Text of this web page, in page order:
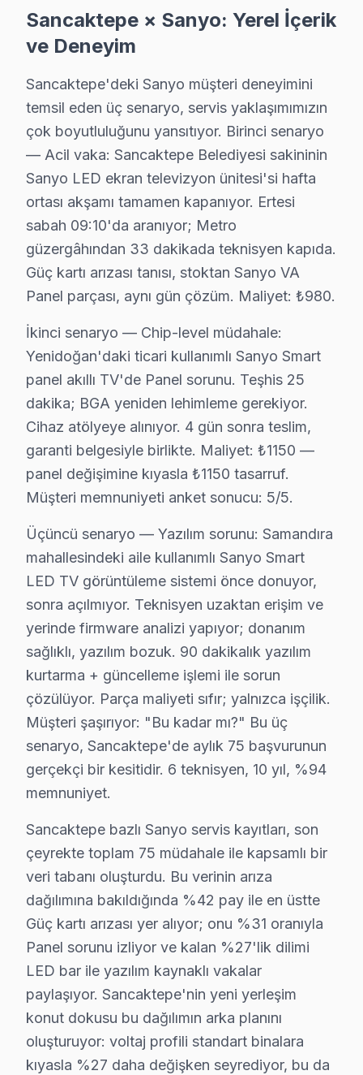
Sanyo TV Arızasında Atılacak İlk Adımlar
Sanyo cihaz’lerde yaşanan arızaların çözümünde
Anakart Arızası (Kapanma Problemi): Sanyo’nun
3. Güç Kartı Arızası (Açılmama Sorunu) : Çeşitli
4. Backlight Sorunu (Ekranda Karanlık Alanlar)
5.Yazılım Sorunu (Donma ve Hız Problemleri)
Sanyo televizyonunuz'lerde görülen bu sorunlar,
Sancaktepe'de Sanyo Servis Seçerken Dikkat
Abdurrahman Gazi'de Sanyo TV Servisi
Akpınar'da Sanyo TV Servisi
Akpınar Mahallesi'nde Sanyo cihaz sahipleri,
Atatürk'de Sanyo TV Servisi
Atatürk Mahallesi'nde Sanyo ekran’ler genellikle
Emek'de Sanyo TV Servisi
Eyüp Sultan'da Sanyo TV Servisi
Eyüp Sultan Mahallesi'nde Sanyo ekran’lerde sıkça
Fatih'de Sanyo TV Servisi
Fatih Mahallesi'nde Sanyo ekran'ler, daha çok
Hilal'de Sanyo TV Servisi
Hilal Mahallesi'nde Sanyo panel’lerle ilgili sıkça
İnönü'de Sanyo TV Servisi
İnönü Mahallesi'nde Sanyo televizyon’lerde sıkça
Kemal Türkler'de Sanyo TV Servisi
Kemal Türkler Mahallesi'nde Sanyo cihaz'lerde en
Meclis'de Sanyo TV Servisi
Meclis Mahallesi'nde Sanyo ekran’lerin en yaygın
Merve'de Sanyo TV Servisi
Merve Mahallesi'nde Sanyo ekran'lerde görülen
Mevlana'da Sanyo TV Servisi
Mevlana Mahallesi'nde Sanyo televizyonunuz’ler için
Sancaktepe × Sanyo: Yerel İçerik
ve Deneyim
Sancaktepe'deki Sanyo müşteri deneyimini
temsil eden üç senaryo, servis yaklaşımımızın
çok boyutluluğunu yansıtıyor. Birinci senaryo
— Acil vaka: Sancaktepe Belediyesi sakininin
Sanyo LED ekran televizyon ünitesi'si hafta
ortası akşamı tamamen kapanıyor. Ertesi
sabah 09:10'da aranıyor; Metro
güzergâhından 33 dakikada teknisyen kapıda.
Güç kartı arızası tanısı, stoktan Sanyo VA
Panel parçası, aynı gün çözüm. Maliyet: ₺980.
İkinci senaryo — Chip-level müdahale:
Yenidoğan'daki ticari kullanımlı Sanyo Smart
panel akıllı TV'de Panel sorunu. Teşhis 25
dakika; BGA yeniden lehimleme gerekiyor.
Cihaz atölyeye alınıyor. 4 gün sonra teslim,
garanti belgesiyle birlikte. Maliyet: ₺1150 —
panel değişimine kıyasla ₺1150 tasarruf.
Müşteri memnuniyeti anket sonucu: 5/5.
Üçüncü senaryo — Yazılım sorunu: Samandıra
mahallesindeki aile kullanımlı Sanyo Smart
LED TV görüntüleme sistemi önce donuyor,
sonra açılmıyor. Teknisyen uzaktan erişim ve
yerinde firmware analizi yapıyor; donanım
sağlıklı, yazılım bozuk. 90 dakikalık yazılım
kurtarma + güncelleme işlemi ile sorun
çözülüyor. Parça maliyeti sıfır; yalnızca işçilik.
Müşteri şaşırıyor: "Bu kadar mı?" Bu üç
senaryo, Sancaktepe'de aylık 75 başvurunun
gerçekçi bir kesitidir. 6 teknisyen, 10 yıl, %94
memnuniyet.
Sancaktepe bazlı Sanyo servis kayıtları, son
çeyrekte toplam 75 müdahale ile kapsamlı bir
veri tabanı oluşturdu. Bu verinin arıza
dağılımına bakıldığında %42 pay ile en üstte
Güç kartı arızası yer alıyor; onu %31 oranıyla
Panel sorunu izliyor ve kalan %27'lik dilimi
LED bar ile yazılım kaynaklı vakalar
paylaşıyor. Sancaktepe'nin yeni yerleşim
konut dokusu bu dağılımın arka planını
oluşturuyor: voltaj profili standart binalara
kıyasla %27 daha değişken seyrediyor, bu da